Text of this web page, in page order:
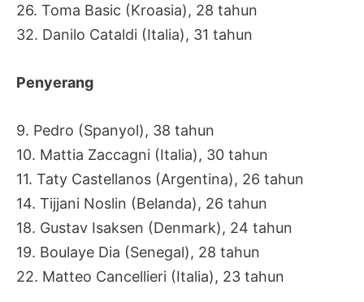
26. Toma Basic (Kroasia), 28 tahun
32. Danilo Cataldi (Italia), 31 tahun
Penyerang
9. Pedro (Spanyol), 38 tahun
10. Mattia Zaccagni (Italia), 30 tahun
11. Taty Castellanos (Argentina), 26 tahun
14. Tijjani Noslin (Belanda), 26 tahun
18. Gustav Isaksen (Denmark), 24 tahun
19. Boulaye Dia (Senegal), 28 tahun
22. Matteo Cancellieri (Italia), 23 tahun